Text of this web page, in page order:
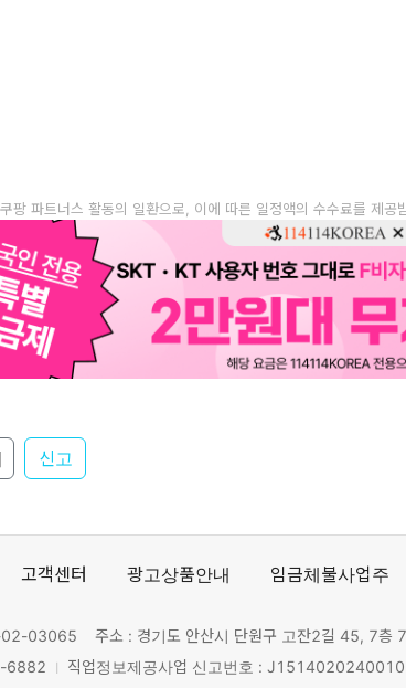
팡 파트너스 활동의 일환으로, 이에 따른 일정액의 수수료를 제공
신고
고객센터 광고상품안내 임금체불사업주
03065
주소 : 경기도 안산시 단원구 고잔2길 45, 7층
-6882
직업정보제공사업 신고번호 : J1514020240010